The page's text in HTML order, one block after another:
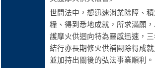
世間法中，想迅速消業除障、
糧、得到悉地成就，所求滿願
護摩火供迴向特為靈感迅速，三
結行亦長期修火供補闕除得成就
並加持出關後的弘法事業順利。